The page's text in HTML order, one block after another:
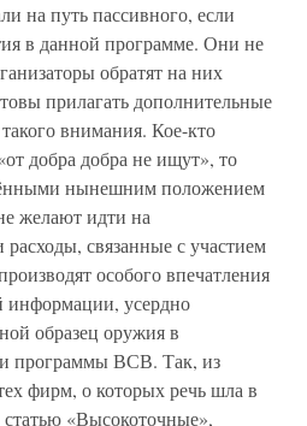
на путь пассивного, если
в данной программе. Они не
обратят на них
прилагать дополнительные
внимания. Кое-кто
добра добра не ищут», то
нынешним положением
желают идти на
связанные с участием
особого впечатления
информации, усердно
образец оружия в
программы ВСВ. Так, из
фирм, о которых речь шла в
статью «Высокоточные»,